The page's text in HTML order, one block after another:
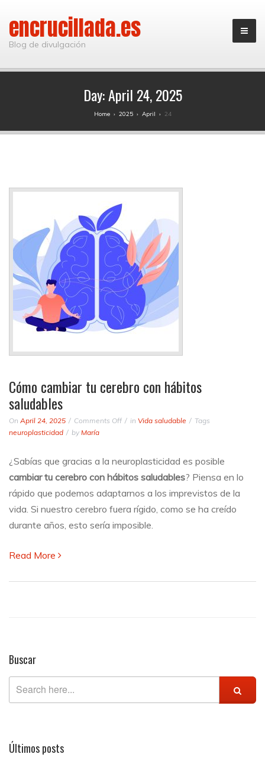
encrucillada.es
Blog de divulgación
Day:April 24, 2025
Home› 2025› April › 24
Cómo cambiar tu cerebro con hábitos
saludables
On April 24, 2025 Comments Offon
cerebro
con
hábitos
in Vida saludable
Tags
neuroplasticidad
by María
¿Sabías que gracias a la neuroplasticidad es posible
cambiar tu cerebro con hábitos saludables? Piensa en lo
rápido que podemos adaptarnos a los imprevistos de la
vida. Si nuestro cerebro fuera rígido, como se ha creído
durante años, esto sería imposible.
Read More
Buscar
Últimos posts